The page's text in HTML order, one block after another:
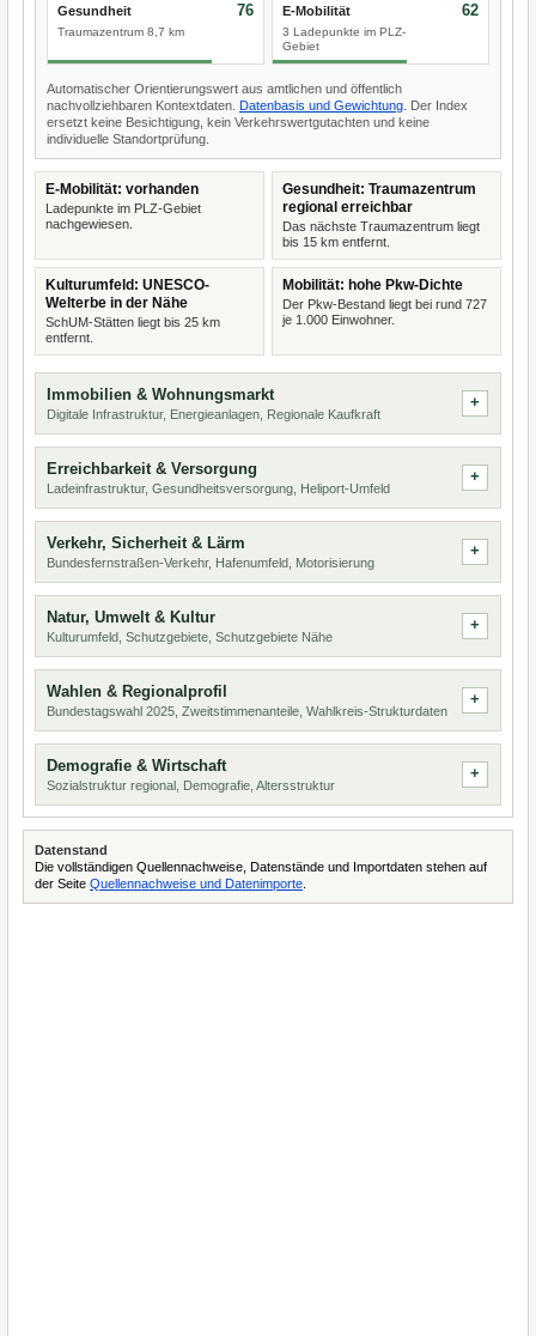
Gesundheit
Traumazentrum 8,7 km
76 E-Mobilität
3 Ladepunkte im PLZ-
Gebiet
62
Automatischer Orientierungswert aus amtlichen und öffentlich
nachvollziehbaren Kontextdaten. Datenbasis und Gewichtung . Der Index
ersetzt keine Besichtigung, kein Verkehrswertgutachten und keine
individuelle Standortprüfung.
E-Mobilität: vorhanden
Ladepunkte im PLZ-Gebiet
nachgewiesen.
Gesundheit: Traumazentrum
regional erreichbar
Das nächste Traumazentrum liegt
bis 15 km entfernt.
Kulturumfeld: UNESCO-
Welterbe in der Nähe
SchUM-Stätten liegt bis 25 km
entfernt.
Mobilität: hohe Pkw-Dichte
Der Pkw-Bestand liegt bei rund 727
je 1.000 Einwohner.
Immobilien & Wohnungsmarkt
Digitale Infrastruktur, Energieanlagen, Regionale Kaufkraft
Erreichbarkeit & Versorgung
Ladeinfrastruktur, Gesundheitsversorgung, Heliport-Umfeld
Verkehr, Sicherheit & Lärm
Bundesfernstraßen-Verkehr, Hafenumfeld, Motorisierung
Natur, Umwelt & Kultur
Kulturumfeld, Schutzgebiete, Schutzgebiete Nähe
Wahlen & Regionalprofil
Bundestagswahl 2025, Zweitstimmenanteile, Wahlkreis-Strukturdaten
Demografie & Wirtschaft
Sozialstruktur regional, Demografie, Altersstruktur
Datenstand
Die vollständigen Quellennachweise, Datenstände und Importdaten stehen auf
der Seite Quellennachweise und Datenimporte